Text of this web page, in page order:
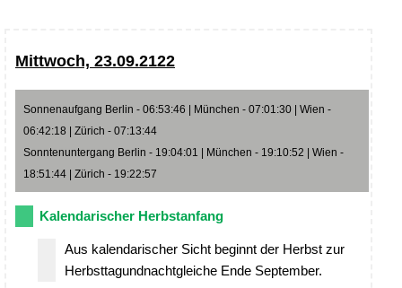
Mittwoch, 23.09.2122
Sonnenaufgang Berlin - 06:53:46 | München - 07:01:30 | Wien -
06:42:18 | Zürich - 07:13:44
Sonntenuntergang Berlin - 19:04:01 | München - 19:10:52 | Wien -
18:51:44 | Zürich - 19:22:57
Kalendarischer Herbstanfang
Aus kalendarischer Sicht beginnt der Herbst zur
Herbsttagundnachtgleiche Ende September.